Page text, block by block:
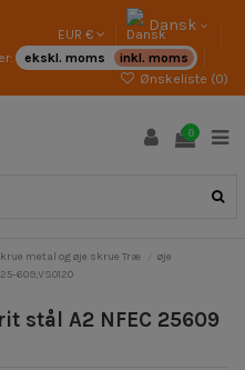
EUR € Dansk
ekskl. moms
inkl. moms
Ønskeliste (0)
0
metal og øje skrue Træ
øje
609,VS0120
stål A2 NFEC 25609